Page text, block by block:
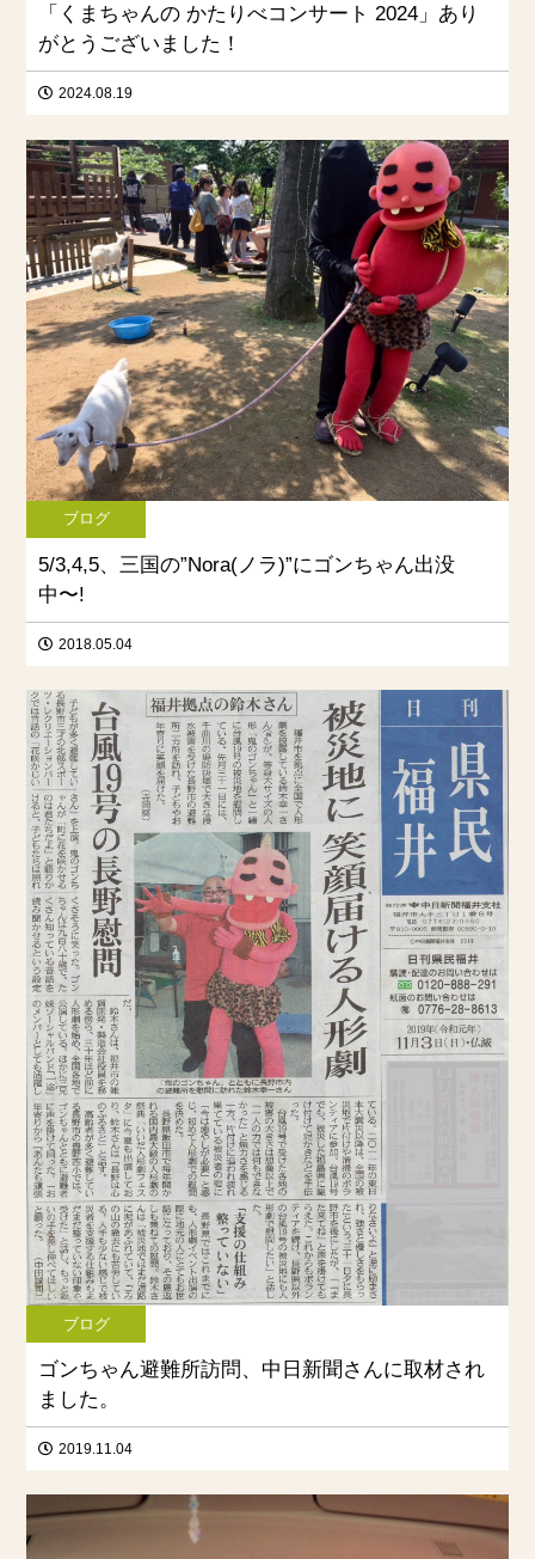
「くまちゃんの かたりべコンサート 2024」あり
がとうございました！
2024.08.19
ブログ
5/3,4,5、三国の”Nora(ノラ)”にゴンちゃん出没
中〜!
2018.05.04
ブログ
ゴンちゃん避難所訪問、中日新聞さんに取材され
ました。
2019.11.04